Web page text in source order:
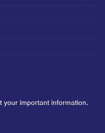
your important information.